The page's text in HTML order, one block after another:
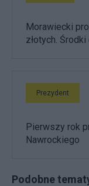
Morawiecki
złotych.
Prezydent
Pierwszy rok
Nawrockiego
Podobne